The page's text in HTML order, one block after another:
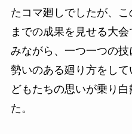
たコマ廻しでしたが、
までの成果を見せる大
みながら、一つ一つの技
勢いのある廻り方をし
どもたちの思いが乗り
た。